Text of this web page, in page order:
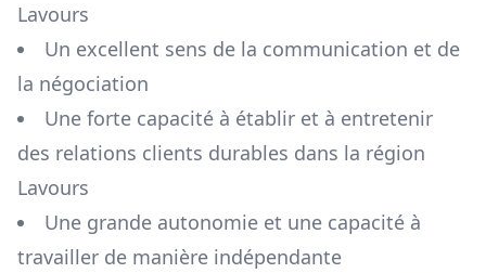
Lavours
Un excellent sens de la communication et de
la négociation
Une forte capacité à établir et à entretenir
des relations clients durables dans la région
Lavours
Une grande autonomie et une capacité à
travailler de manière indépendante